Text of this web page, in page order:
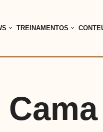
TREINAMENTOS